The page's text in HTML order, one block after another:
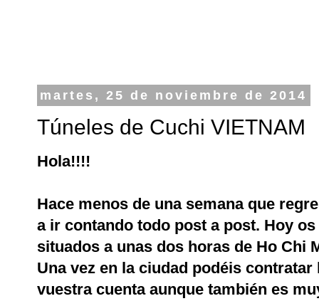
martes, 25 de noviembre de 2014
Túneles de Cuchi VIETNAM
Hola!!!!
Hace menos de una semana que
a ir contando todo post a post. Hoy
situados a unas dos horas de Ho Chi
Una vez en la ciudad podéis
vuestra cuenta aunque también es